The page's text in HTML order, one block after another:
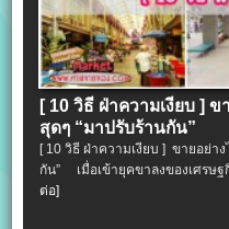
[ 10 วิธี ฝ่าความเงียบ ]
สุดๆ “มาปรับร้านกัน”
[ 10 วิธี ฝ่าความเงียบ ] ขายอย่า
กัน” เมื่อเข้ายุคขาลงของเศรษ
ต่อ]